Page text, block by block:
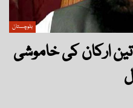
بلوچستان
ارکان کی خاموشی